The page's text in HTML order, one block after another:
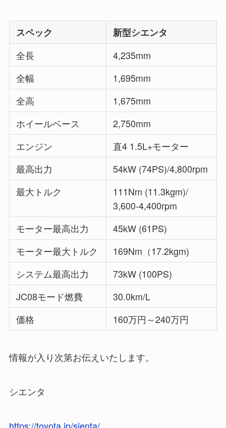
スペック
新型シエンタ
全長
4,235mm
全幅
1,695mm
全高
1,675mm
ホイールベース
2,750mm
エンジン
直4 1.5L+モーター
最高出力
54kW (74PS)/4,800rpm
最大トルク
111Nm (11.3kgm)/
3,600-4,400rpm
モーター最高出力
45kW (61PS)
モーター最大トルク
169Nm（17.2kgm)
システム最高出力
73kW (100PS)
JC08モード燃費
30.0km/L
価格
160万円～240万円
情報が入り次第お伝えいたします。
シエンタ
https://toyota.jp/sienta/